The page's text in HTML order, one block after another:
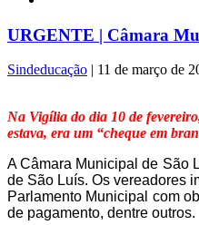
URGENTE | Câmara
Sindeducação | 11 de março de
Na Vigília do dia 10 de
estava, era um “cheque em
A Câmara Municipal de São
de São Luís. Os vereadores
Parlamento Municipal com
de pagamento, dentre outros.